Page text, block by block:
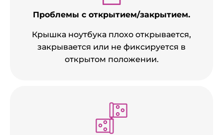
Проблемы с открытием/закрытием.
Крышка ноутбука плохо открывается,
закрывается или не фиксируется в
открытом положении.